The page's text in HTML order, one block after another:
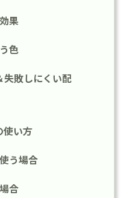
果
色
失敗しにくい配
使い方
う場合
合